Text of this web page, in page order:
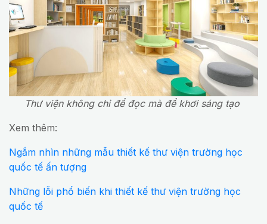
Thư viện không chỉ để đọc mà để khơi sáng tạo
Xem thêm:
Ngắm nhìn những mẫu thiết kế thư viện trường học
quốc tế ấn tượng
Những lỗi phổ biến khi thiết kế thư viện trường học
quốc tế